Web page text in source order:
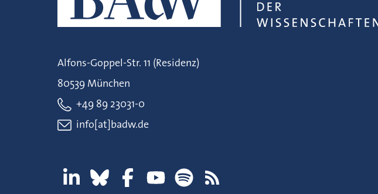
Alfons-Goppel-Str. 11 (Residenz)
80539 München
+49 89 23031-0
info[at]badw.de